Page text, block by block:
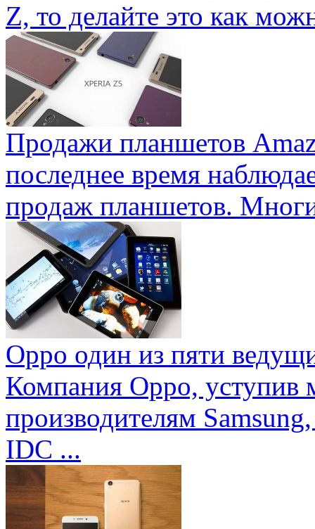
Z, то делайте это как
Продажи планшетов
последнее время
продаж планшетов.
Oppo один из пяти
Компания Oppo, уступив
производителям
IDC ...